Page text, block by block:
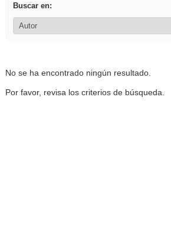
Buscar en:
No se ha encontrado ningún resultado.
Por favor, revisa los criterios de búsqueda.